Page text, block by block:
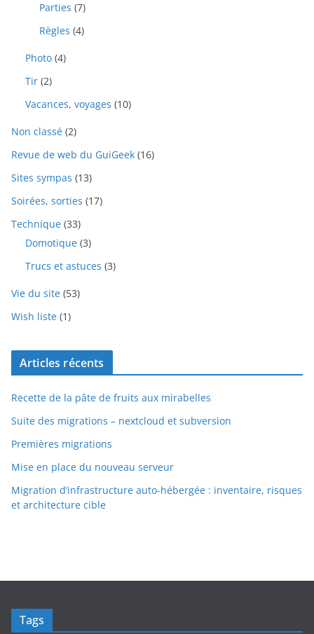
Parties (7)
Règles (4)
Photo (4)
Tir (2)
Vacances, voyages (10)
Non classé (2)
Revue de web du GuiGeek (16)
Sites sympas (13)
Soirées, sorties (17)
Technique (33)
Domotique (3)
Trucs et astuces (3)
Vie du site (53)
Wish liste (1)
Articles récents
Recette de la pâte de fruits aux mirabelles
Suite des migrations – nextcloud et subversion
Premières migrations
Mise en place du nouveau serveur
Migration d’infrastructure auto-hébergée : inventaire, risques
et architecture cible
Tags